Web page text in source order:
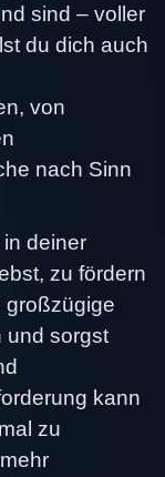
sind – voller
du dich auch
von
nach Sinn
deiner
zu fördern
großzügige
und sorgst
kann
zu